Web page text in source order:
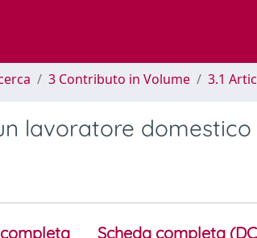
3 Contributo in Volume 3.1
lavoratore domestico
Scheda completa